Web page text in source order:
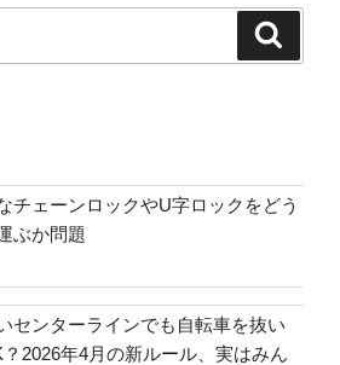
チェーンロックやU字ロックをどう
ぶか問題
センターラインでも自転車を抜い
2026年4月の新ルール、実はみん